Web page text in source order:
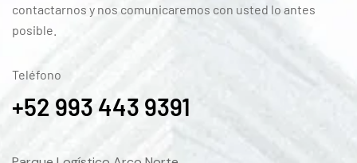
contactarnos y nos comunicaremos con usted lo antes
posible.
Teléfono
+52 993 443 9391